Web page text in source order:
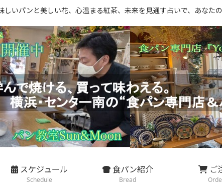
しいパンと美しい花、心温まる紅茶、未来を見通す占いで、あなた
スケジュール
Schedule
食パン紹介
Bread
ご